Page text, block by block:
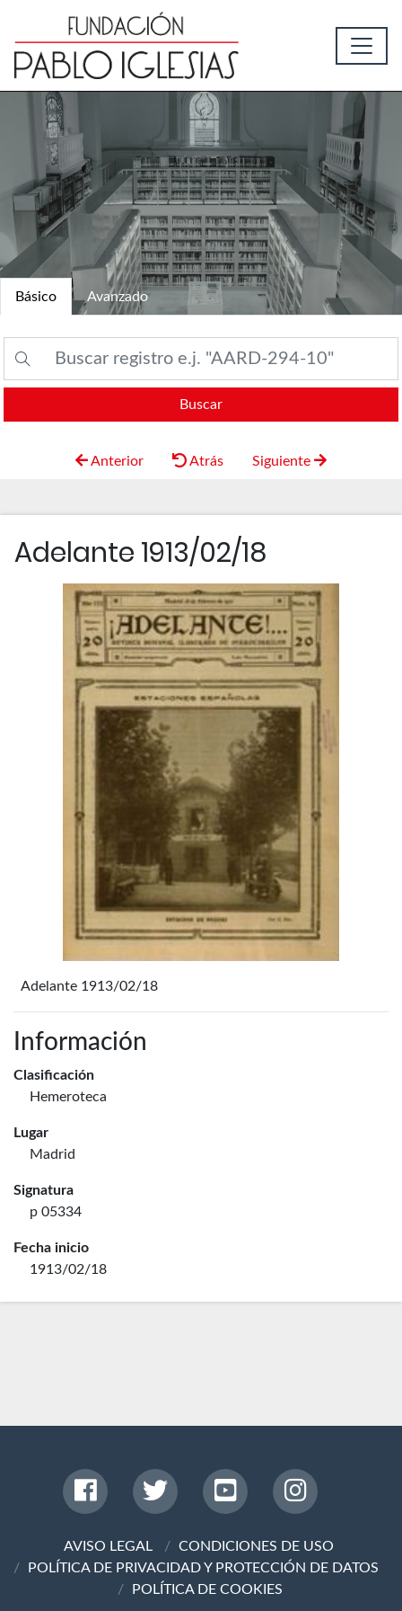
Básico Avanzado
Buscar
Anterior Atrás Siguiente
Adelante 1913/02/18
Adelante 1913/02/18
Información
Clasificación
Hemeroteca
Lugar
Madrid
Signatura
p 05334
Fecha inicio
1913/02/18
AVISO LEGAL
CONDICIONES DE USO
POLÍTICA DE PRIVACIDAD Y PROTECCIÓN DE DATOS
POLÍTICA DE COOKIES